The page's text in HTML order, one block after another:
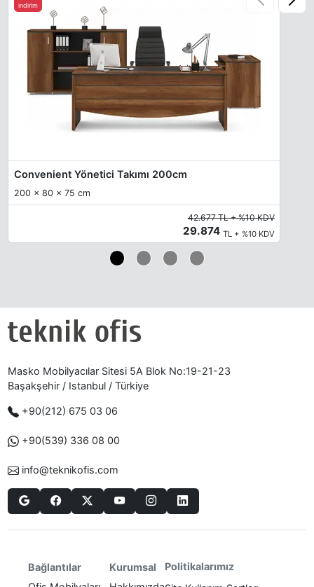
Convenient Yönetici Takımı 200cm
200 x 80 x 75 cm
indirim
42.677 TL + %10 KDV
29.874 TL + %10 KDV
Masko Mobilyacılar Sitesi 5A Blok No:19-21-23
Başakşehir / Istanbul / Türkiye
+90(212) 675 03 06
+90(539) 336 08 00
info@teknikofis.com
Bağlantılar
Kurumsal
Politikalarımız